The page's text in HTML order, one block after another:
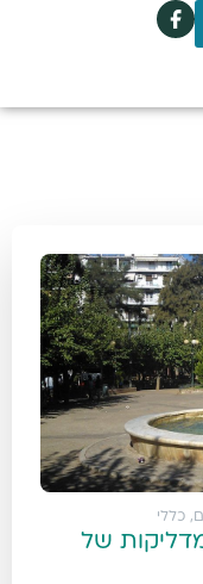
, כללי
של